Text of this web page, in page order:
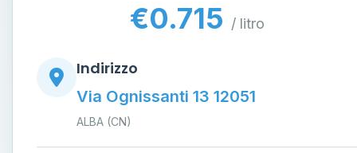
€0.715 / litro
Indirizzo
Via Ognissanti 13 12051
ALBA (CN)